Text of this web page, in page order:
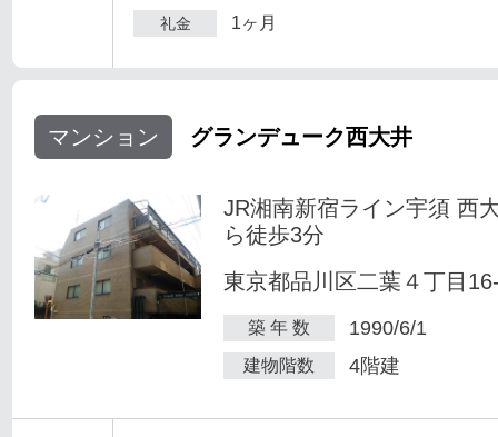
礼金 1ヶ月
マンション グランデューク西大井
JR湘南新宿ライン宇須 西
ら徒歩3分
東京都品川区二葉４丁目
築 年 数 1990/6/1
建物階数 4階建